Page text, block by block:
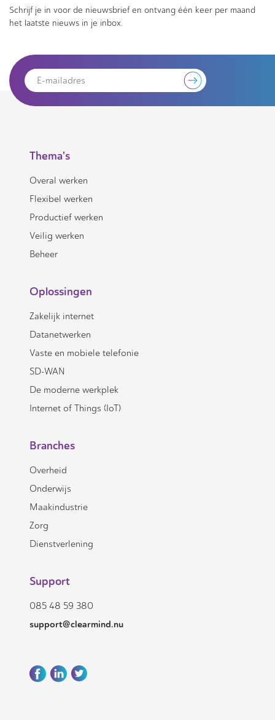
Schrijf je in voor de nieuwsbrief en ontvang één keer per maand
het laatste nieuws in je inbox.
Thema's
Overal werken
Flexibel werken
Productief werken
Veilig werken
Beheer
Oplossingen
Zakelijk internet
Datanetwerken
Vaste en mobiele telefonie
SD-WAN
De moderne werkplek
Internet of Things (IoT)
Branches
Overheid
Onderwijs
Maakindustrie
Zorg
Dienstverlening
Support
085 48 59 380
support@clearmind.nu